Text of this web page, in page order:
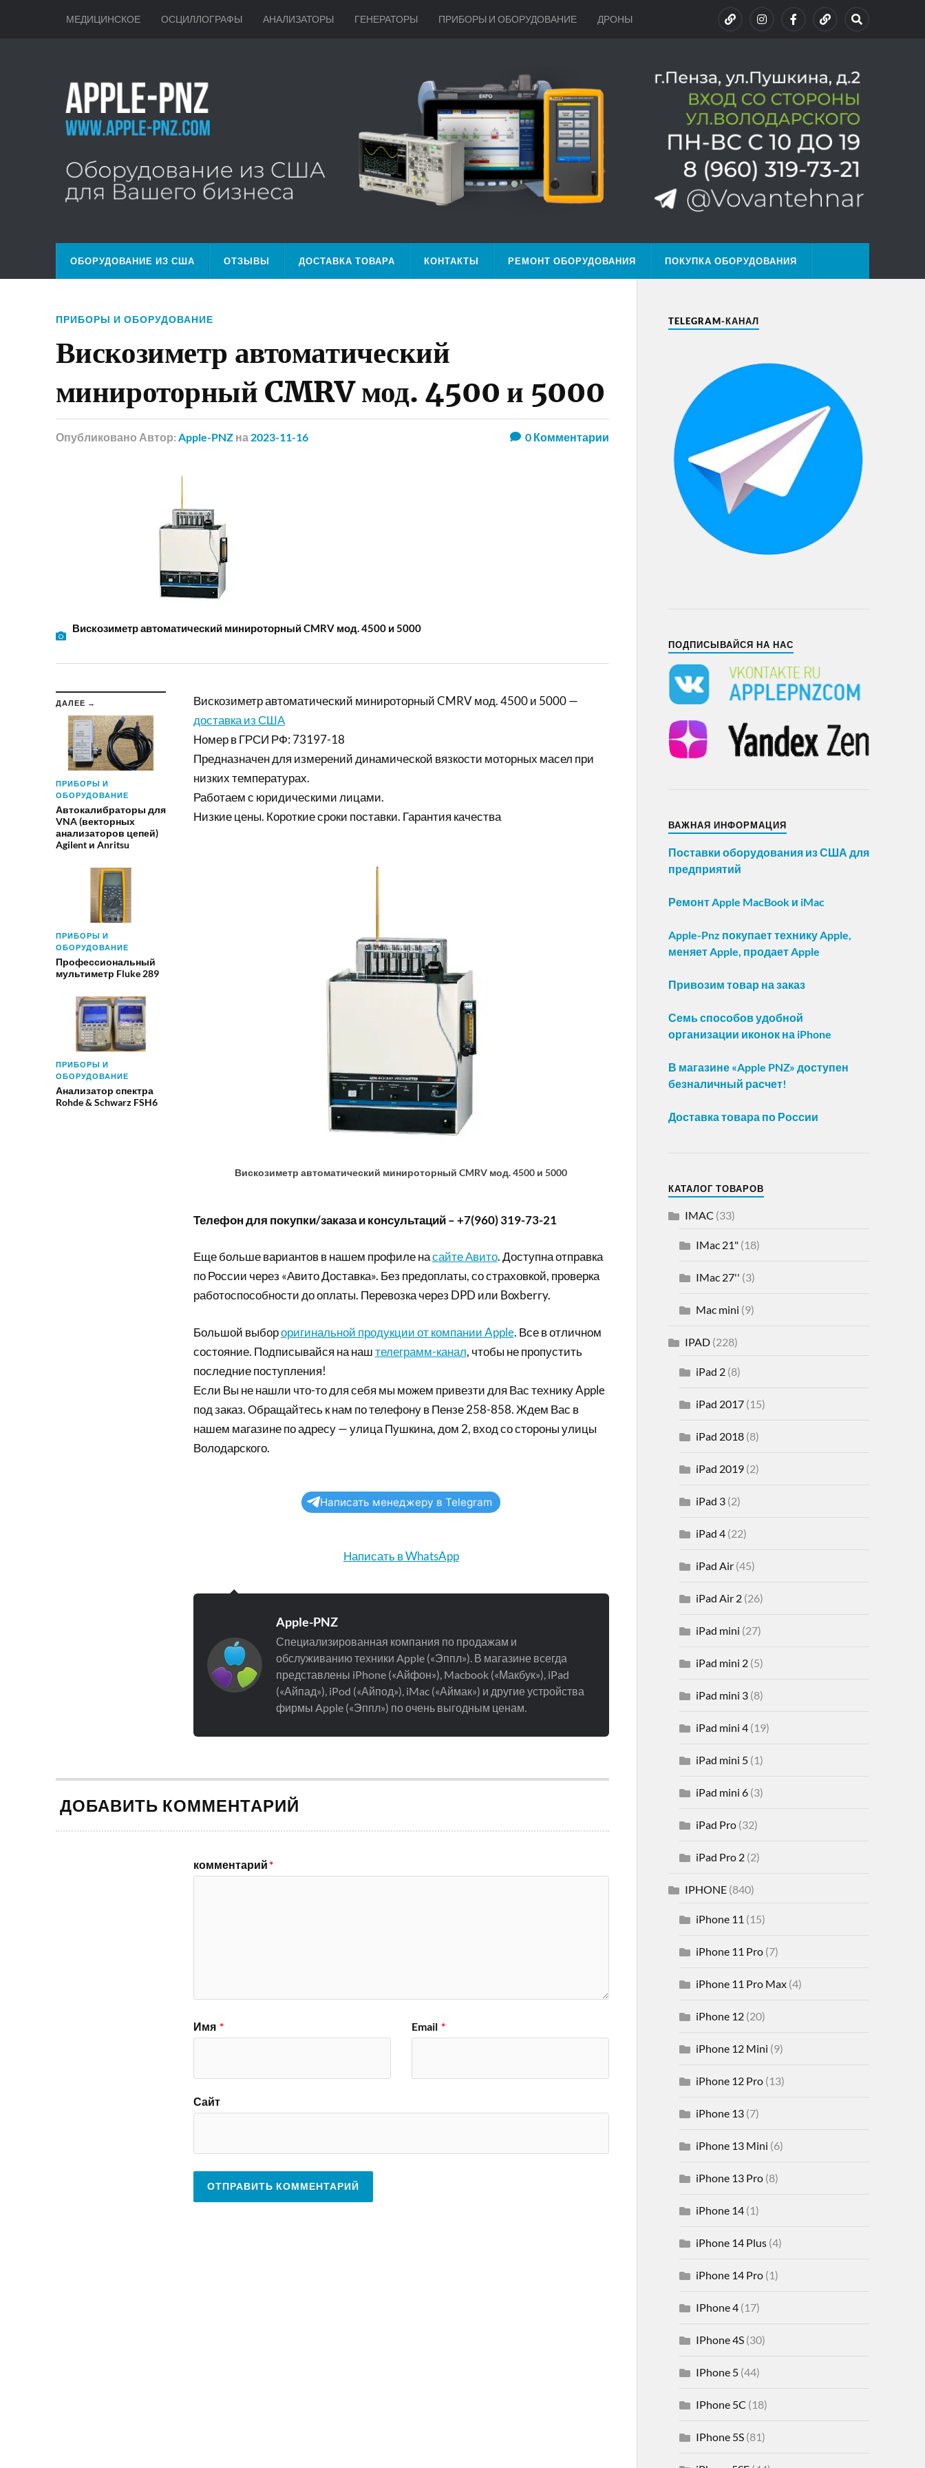
МЕДИЦИНСКОЕ ОСЦИЛЛОГРАФЫ АНАЛИЗАТОРЫ ГЕНЕРАТОРЫ ПРИБОРЫ И ОБОРУДОВАНИЕ ДРОНЫ
ОБОРУДОВАНИЕ ИЗ США ОТЗЫВЫ ДОСТАВКА ТОВАРА КОНТАКТЫ РЕМОНТ ОБОРУДОВАНИЯ ПОКУПКА ОБОРУДОВАНИЯ
ПРИБОРЫ И ОБОРУДОВАНИЕ
Вискозиметр автоматический
минироторный CMRV мод. 4500 и 5000
Опубликовано Автор: Apple-PNZ на 2023-11-16 0Комментарии
Вискозиметр автоматический минироторный CMRV мод. 4500 и 5000
ДАЛЕЕ →
ПРИБОРЫ И
ОБОРУДОВАНИЕ
Автокалибраторы для
VNA (векторных
анализаторов цепей)
Agilent и Anritsu
ПРИБОРЫ И
ОБОРУДОВАНИЕ
Профессиональный
мультиметр Fluke 289
ПРИБОРЫ И
ОБОРУДОВАНИЕ
Анализатор спектра
Rohde & Schwarz FSH6
Вискозиметр автоматический минироторный CMRV мод. 4500 и 5000 —
доставка из США
Номер в ГРСИ РФ: 73197-18
Предназначен для измерений динамической вязкости моторных масел при
низких температурах.
Работаем с юридическими лицами.
Низкие цены. Короткие сроки поставки. Гарантия качества
Вискозиметр автоматический минироторный CMRV мод. 4500 и 5000
Телефон для покупки/заказа и консультаций – +7(960) 319-73-21
Еще больше вариантов в нашем профиле насайте Авито. Доступна отправка
по России через «Авито Доставка». Без предоплаты, со страховкой, проверка
работоспособности до оплаты. Перевозка через DPD или Boxberry.
Большой выбороригинальной продукции от компании Apple. Все в отличном
состояние. Подписывайся на наштелеграмм-канал, чтобы не пропустить
последние поступления!
Если Вы не нашли что-то для себя мы можем привезти для Вас технику Apple
под заказ. Обращайтесь к нам по телефону в Пензе 258-858. Ждем Вас в
нашем магазине по адресу — улица Пушкина, дом 2, вход со стороны улицы
Володарского.
Написать менеджеру в Telegram
Написать в WhatsApp
Apple-PNZ
Специализированная компания по продажам и
обслуживанию техники Apple («Эппл»). В магазине всегда
представлены iPhone («Айфон»), Macbook («Макбук»), iPad
(«Айпад»), iPod («Айпод»), iMac («Аймак») и другие устройства
фирмы Apple («Эппл») по очень выгодным ценам.
ДОБАВИТЬ КОММЕНТАРИЙ
комментарий*
Имя * Email *
Сайт
TELEGRAM-КАНАЛ
ПОДПИСЫВАЙСЯ НА НАС
ВАЖНАЯ ИНФОРМАЦИЯ
Поставки оборудования из США для
предприятий
Ремонт Apple MacBook и iMac
Apple-Pnz покупает технику Apple,
меняет Apple, продает Apple
Привозим товар на заказ
Семь способов удобной
организации иконок на iPhone
В магазине «Apple PNZ» доступен
безналичный расчет!
Доставка товара по России
КАТАЛОГ ТОВАРОВ
IMAC (33)
IMac 21"(18)
IMac 27'' (3)
Mac mini (9)
IPAD(228)
iPad 2(8)
iPad 2017(15)
iPad 2018(8)
iPad 2019(2)
iPad 3(2)
iPad 4(22)
iPad Air(45)
iPad Air 2(26)
iPad mini (27)
iPad mini 2(5)
iPad mini 3(8)
iPad mini 4(19)
iPad mini 5(1)
iPad mini 6(3)
iPad Pro(32)
iPad Pro 2(2)
IPHONE(840)
iPhone 11 (15)
iPhone 11 Pro(7)
iPhone 11 Pro Max(4)
iPhone 12(20)
iPhone 12 Mini (9)
iPhone 12 Pro(13)
iPhone 13(7)
iPhone 13 Mini (6)
iPhone 13 Pro(8)
iPhone 14(1)
iPhone 14 Plus(4)
iPhone 14 Pro(1)
IPhone 4(17)
IPhone 4S(30)
IPhone 5(44)
IPhone 5C (18)
IPhone 5S(81)